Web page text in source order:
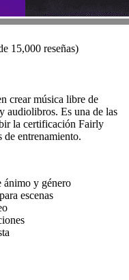
15,000 reseñas)
crear música libre de
audiolibros. Es una de las
la certificación Fairly
de entrenamiento.
ánimo y género
escenas